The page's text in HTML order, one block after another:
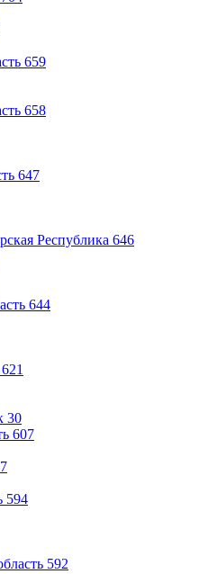
659
658
647
Республика 646
644
621
30
607
594
592